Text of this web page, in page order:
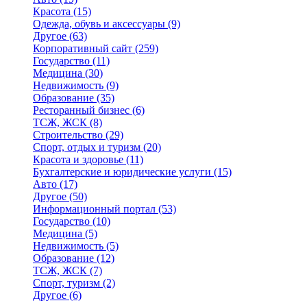
Красота (15)
Одежда, обувь и аксессуары (9)
Другое (63)
Корпоративный сайт (259)
Государство (11)
Медицина (30)
Недвижимость (9)
Образование (35)
Ресторанный бизнес (6)
ТСЖ, ЖСК (8)
Строительство (29)
Спорт, отдых и туризм (20)
Красота и здоровье (11)
Бухгалтерские и юридические услуги (15)
Авто (17)
Другое (50)
Информационный портал (53)
Государство (10)
Медицина (5)
Недвижимость (5)
Образование (12)
ТСЖ, ЖСК (7)
Спорт, туризм (2)
Другое (6)